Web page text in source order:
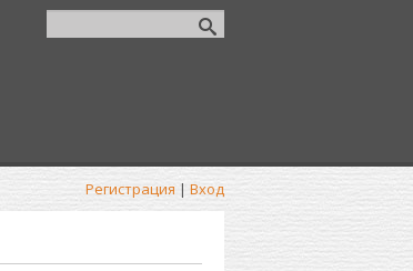
Регистрация | Вход